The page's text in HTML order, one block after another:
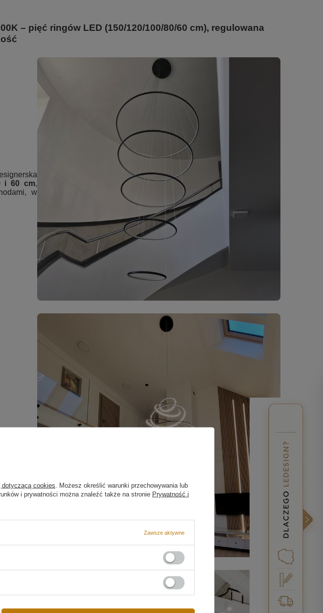
– pięć ringów LED (150/120/100/80/60 cm), regulowana
i 60 cm,
w
–
dotyczącą cookies . Możesz określić warunki przechowywania lub
i prywatności można znaleźć także na stronie Prywatność i
Zawsze aktywne